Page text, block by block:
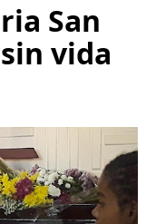
San
vida